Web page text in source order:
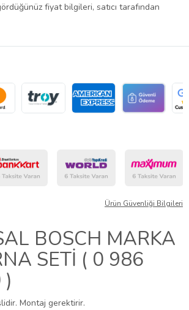
fiyat bilgileri, satıcı tarafından
Ürün Güvenliği Bilgileri
BOSCH MARKA
SETİ ( 0 986
Montaj gerektirir.